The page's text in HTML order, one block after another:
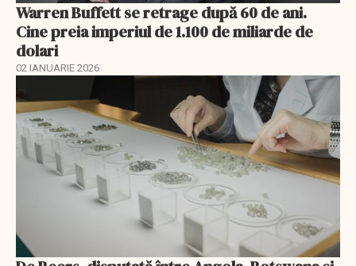
Warren Buffett se retrage după 60 de ani.
Cine preia imperiul de 1.100 de miliarde de
dolari
02 IANUARIE 2026